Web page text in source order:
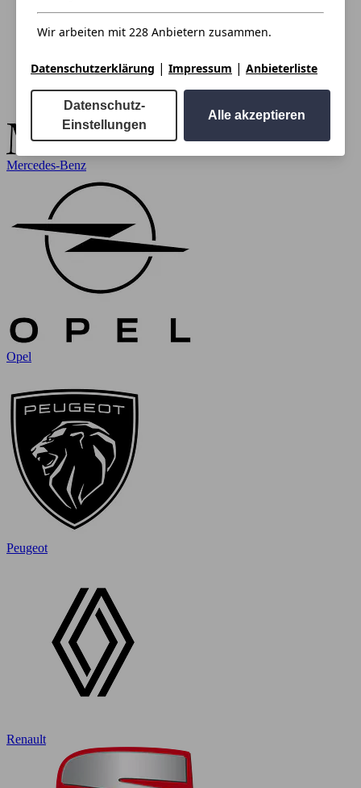
Mercedes-Benz
Opel
Peugeot
Renault
Wir arbeiten mit 228 Anbietern zusammen.
Datenschutzerklärung | Impressum | Anbieterliste
Datenschutz-
Einstellungen
Alle akzeptieren